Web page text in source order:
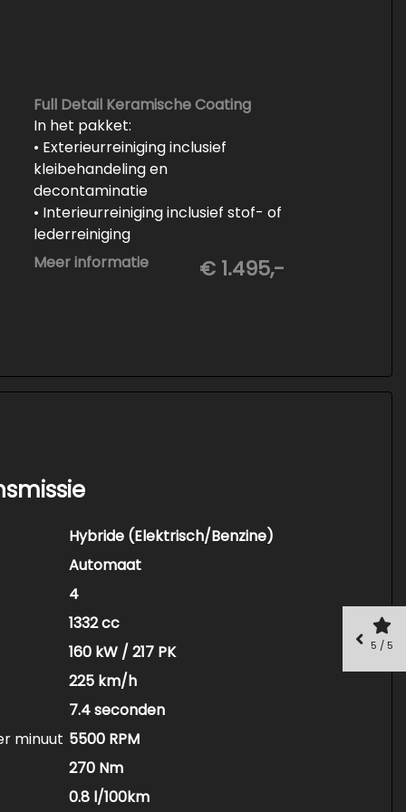
Full Detail Keramische Coating
In het pakket:
• Exterieurreiniging inclusief
kleibehandeling en
decontaminatie
• Interieurreiniging inclusief stof- of
lederreiniging
• 3-staps lakcorrectie
• Keramische Coating (+/- 5 jaar)
Meer informatie € 1.495,-
Hybride (Elektrisch/Benzine)
Automaat
4
1332 cc
160 kW / 217 PK
225 km/h
7.4 seconden
minuut 5500 RPM
270 Nm
0.8 l/100km
5 / 5